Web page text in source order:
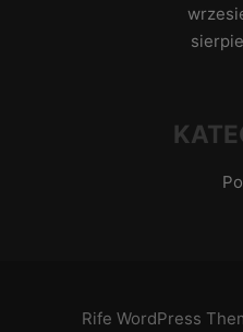
Rife WordPress